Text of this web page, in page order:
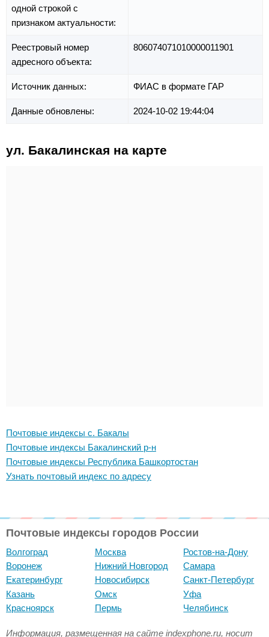
одной строкой с
признаком актуальности:
Реестровый номер
адресного объекта:
806074071010000011901
Источник данных: ФИАС в формате ГАР
Данные обновлены: 2024-10-02 19:44:04
ул. Бакалинская на карте
Почтовые индексы с. Бакалы
Почтовые индексы Бакалинский р-н
Почтовые индексы Республика Башкортостан
Узнать почтовый индекс по адресу
Почтовые индексы городов России
Волгоград
Воронеж
Екатеринбург
Казань
Красноярск
Москва
Нижний Новгород
Новосибирск
Омск
Пермь
Ростов-на-Дону
Самара
Санкт-Петербург
Уфа
Челябинск
Информация, размещенная на сайте indexphone.ru, носит